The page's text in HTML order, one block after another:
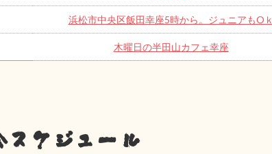
浜松市中央区飯田幸座5時から。ジュニアもOｋ
木曜日の半田山カフェ幸座
スケジュール